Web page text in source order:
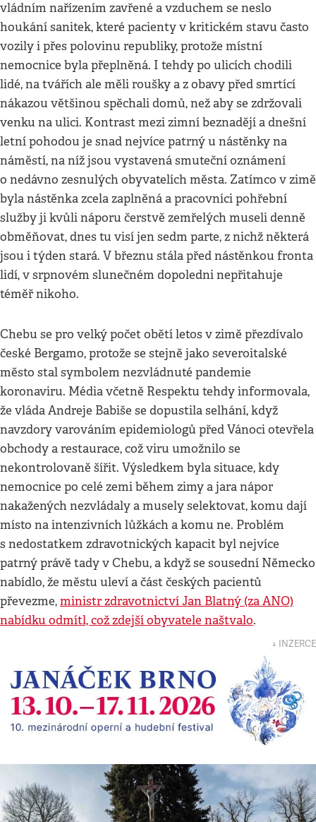
vládním nařízením zavřené a vzduchem se neslo
houkání sanitek, které pacienty v kritickém stavu často
vozily i přes polovinu republiky, protože místní
nemocnice byla přeplněná. I tehdy po ulicích chodili
lidé, na tvářích ale měli roušky a z obavy před smrtící
nákazou většinou spěchali domů, než aby se zdržovali
venku na ulici. Kontrast mezi zimní beznadějí a dnešní
letní pohodou je snad nejvíce patrný u nástěnky na
náměstí, na níž jsou vystavená smuteční oznámení
o nedávno zesnulých obyvatelích města. Zatímco v zimě
byla nástěnka zcela zaplněná a pracovníci pohřební
služby ji kvůli náporu čerstvě zemřelých museli denně
obměňovat, dnes tu visí jen sedm parte, z nichž některá
jsou i týden stará. V březnu stála před nástěnkou fronta
lidí, v srpnovém slunečném dopoledni nepřitahuje
téměř nikoho.
Chebu se pro velký počet obětí letos v zimě přezdívalo
české Bergamo, protože se stejně jako severoitalské
město stal symbolem nezvládnuté pandemie
koronaviru. Média včetně Respektu tehdy informovala,
že vláda Andreje Babiše se dopustila selhání, když
navzdory varováním epidemiologů před Vánoci otevřela
obchody a restaurace, což viru umožnilo se
nekontrolovaně šířit. Výsledkem byla situace, kdy
nemocnice po celé zemi během zimy a jara nápor
nakažených nezvládaly a musely selektovat, komu dají
místo na intenzivních lůžkách a komu ne. Problém
s nedostatkem zdravotnických kapacit byl nejvíce
patrný právě tady v Chebu, a když se sousední Německo
nabídlo, že městu uleví a část českých pacientů
převezme,ministr zdravotnictví Jan Blatný (za ANO)
nabídku odmítl, což zdejší obyvatele naštvalo.
↓ INZERCE